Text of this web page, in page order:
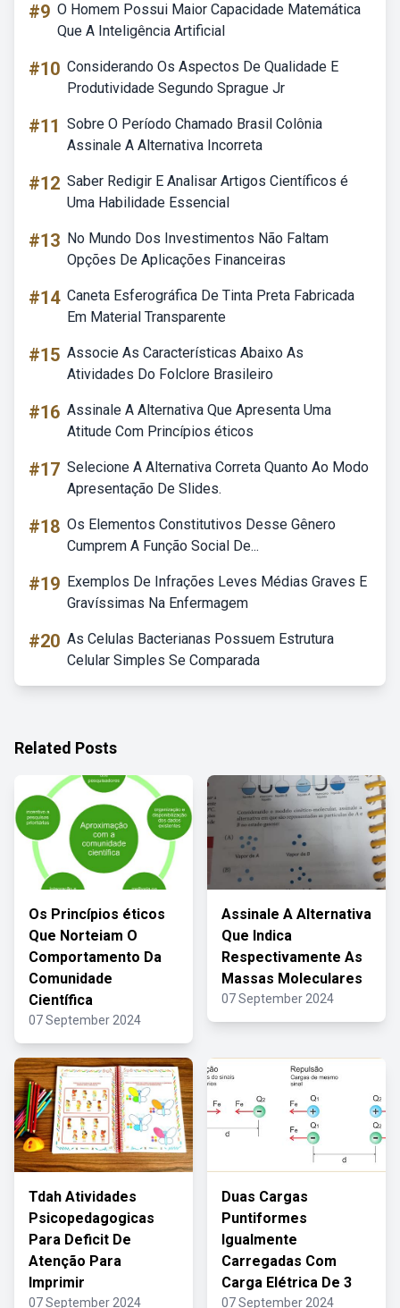
#9 O Homem Possui Maior Capacidade Matemática
Que A Inteligência Artificial
#10 Considerando Os Aspectos De Qualidade E
Produtividade Segundo Sprague Jr
#11 Sobre O Período Chamado Brasil Colônia
Assinale A Alternativa Incorreta
#12 Saber Redigir E Analisar Artigos Científicos é
Uma Habilidade Essencial
#13 No Mundo Dos Investimentos Não Faltam
Opções De Aplicações Financeiras
#14 Caneta Esferográfica De Tinta Preta Fabricada
Em Material Transparente
#15 Associe As Características Abaixo As
Atividades Do Folclore Brasileiro
#16 Assinale A Alternativa Que Apresenta Uma
Atitude Com Princípios éticos
#17 Selecione A Alternativa Correta Quanto Ao Modo
Apresentação De Slides.
#18 Os Elementos Constitutivos Desse Gênero
Cumprem A Função Social De...
#19 Exemplos De Infrações Leves Médias Graves E
Gravíssimas Na Enfermagem
#20 As Celulas Bacterianas Possuem Estrutura
Celular Simples Se Comparada
Related Posts
Os Princípios éticos
Que Norteiam O
Comportamento Da
Comunidade
Científica
07 September 2024
Assinale A Alternativa
Que Indica
Respectivamente As
Massas Moleculares
07 September 2024
Tdah Atividades
Psicopedagogicas
Para Deficit De
Atenção Para
Imprimir
07 September 2024
Duas Cargas
Puntiformes
Igualmente
Carregadas Com
Carga Elétrica De 3
07 September 2024